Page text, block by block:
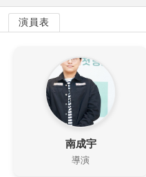
演員表
南成宇
導演